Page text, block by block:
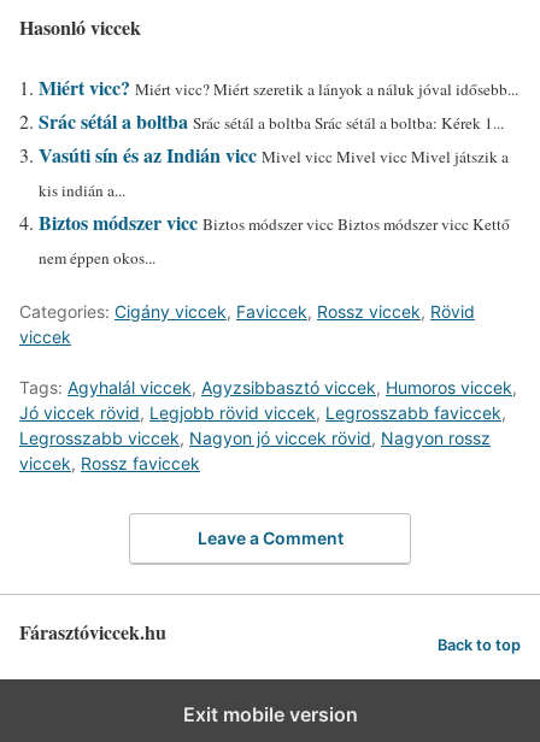
Hasonló viccek
Miért vicc? Miért vicc? Miért szeretik a lányok a náluk jóval idősebb...
Srác sétál a boltba Srác sétál a boltba Srác sétál a boltba: Kérek 1...
Vasúti sín és az Indián vicc Mivel vicc Mivel vicc Mivel játszik a
kis indián a...
Biztos módszer vicc Biztos módszer vicc Biztos módszer vicc Kettő
nem éppen okos...
Categories: Cigány viccek, Faviccek, Rossz viccek, Rövid
viccek
Tags: Agyhalál viccek, Agyzsibbasztó viccek, Humoros viccek,
Jó viccek rövid, Legjobb rövid viccek, Legrosszabb faviccek,
Legrosszabb viccek, Nagyon jó viccek rövid, Nagyon rossz
viccek, Rossz faviccek
Leave a Comment
Fárasztóviccek.hu Back to top
Exit mobile version